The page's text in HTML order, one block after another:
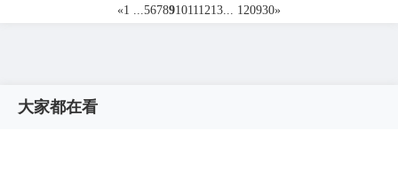
«1 ...5678910111213... 120930»
大家都在看